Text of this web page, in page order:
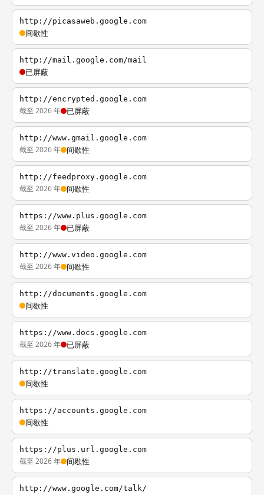
http://picasaweb.google.com
间歇性
http://mail.google.com/mail
已屏蔽
http://encrypted.google.com
截至 2026 年 已屏蔽
http://www.gmail.google.com
截至 2026 年 间歇性
http://feedproxy.google.com
截至 2026 年 间歇性
https://www.plus.google.com
截至 2026 年 已屏蔽
http://www.video.google.com
截至 2026 年 间歇性
http://documents.google.com
间歇性
https://www.docs.google.com
截至 2026 年 已屏蔽
http://translate.google.com
间歇性
https://accounts.google.com
间歇性
https://plus.url.google.com
截至 2026 年 间歇性
http://www.google.com/talk/